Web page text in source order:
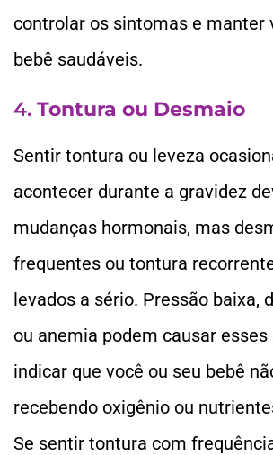
controlar os sintomas e manter
bebê saudáveis.
4. Tontura ou Desmaio
Sentir tontura ou leveza
acontecer durante a gravidez
mudanças hormonais, mas
frequentes ou tontura
levados a sério. Pressão baixa,
ou anemia podem causar
indicar que você ou seu bebê
recebendo oxigênio ou
Se sentir tontura com